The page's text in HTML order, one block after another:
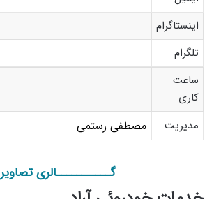
اینستاگرام
تلگرام
ساعت
کاری
مدیریت
مصطفی رستمی
گـــــــــــالری تصاویر